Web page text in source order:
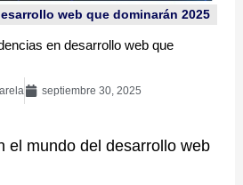
web que dominarán 2025
en desarrollo web que
septiembre 30, 2025
el mundo del desarrollo web